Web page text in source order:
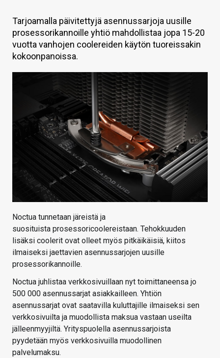
HINTA.FI
KAUPPA
VAIHDA TEEMA
HAKU
Tarjoamalla päivitettyjä asennussarjoja uusille
prosessorikannoille yhtiö mahdollistaa jopa 15-20
vuotta vanhojen coolereiden käytön tuoreissakin
kokoonpanoissa.
Noctua tunnetaan järeistä ja
suosituista prosessoricoolereistaan. Tehokkuuden
lisäksi coolerit ovat olleet myös pitkäikäisiä, kiitos
ilmaiseksi jaettavien asennussarjojen uusille
prosessorikannoille.
Noctua juhlistaa verkkosivuillaan nyt toimittaneensa jo
500 000 asennussarjat asiakkailleen. Yhtiön
asennussarjat ovat saatavilla kuluttajille ilmaiseksi sen
verkkosivuilta ja muodollista maksua vastaan useilta
jälleenmyyjiltä. Yrityspuolella asennussarjoista
pyydetään myös verkkosivuilla muodollinen
palvelumaksu.